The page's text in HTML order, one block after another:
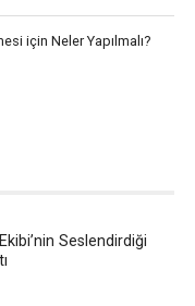
için Neler Yapılmalı?
Seslendirdiği